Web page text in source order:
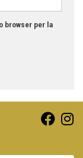
browser per la